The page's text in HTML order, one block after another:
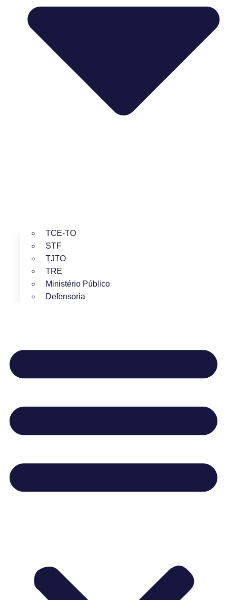
TCE-TO
STF
TJTO
TRE
Ministério Público
Defensoria